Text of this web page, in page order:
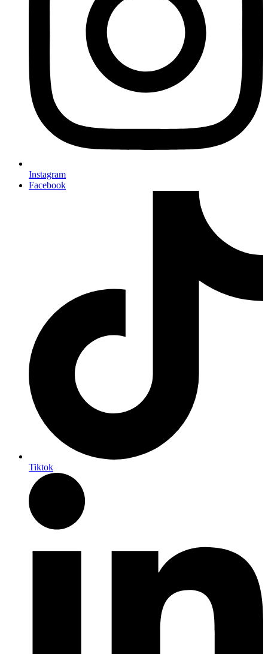
Instagram
Facebook
Tiktok